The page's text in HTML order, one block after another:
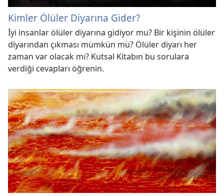
Kimler Ölüler Diyarına Gider?
İyi insanlar ölüler diyarına gidiyor mu? Bir kişinin ölüler
diyarından çıkması mümkün mü? Ölüler diyarı her
zaman var olacak mı? Kutsal Kitabın bu sorulara
verdiği cevapları öğrenin.